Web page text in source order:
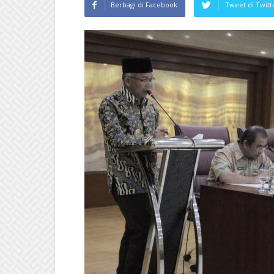
Berbagi di Facebook Tweet di